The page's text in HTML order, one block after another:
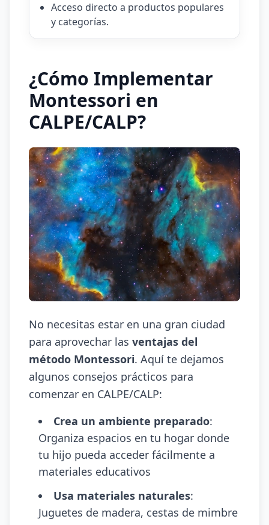
Acceso directo a productos populares
y categorías.
¿Cómo Implementar
Montessori en
CALPE/CALP?
No necesitas estar en una gran ciudad
para aprovechar las ventajas del
método Montessori. Aquí te dejamos
algunos consejos prácticos para
comenzar en CALPE/CALP:
Crea un ambiente preparado:
Organiza espacios en tu hogar donde
tu hijo pueda acceder fácilmente a
materiales educativos
Usa materiales naturales:
Juguetes de madera, cestas de mimbre